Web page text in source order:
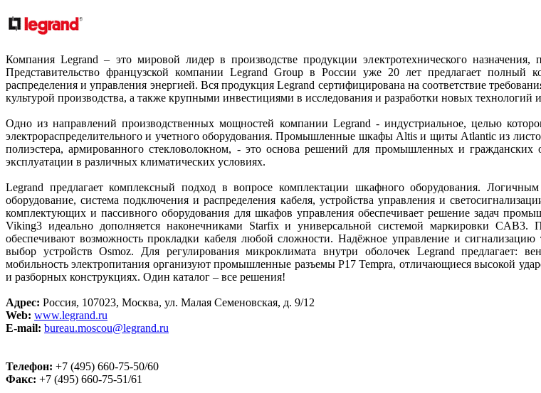
Компания Legrand – это мировой лидер в производстве продукции электротехнического
Представительство французской компании Legrand Group в России уже 20 лет предлагает полный
распределения и управления энергией. Вся продукция Legrand сертифицирована на соответствие
культурой производства, а также крупными инвестициями в исследования и разработки новых технологий
Одно из направлений производственных мощностей компании Legrand - индустриальное, целью
электрораспределительного и учетного оборудования. Промышленные шкафы Altis и щиты Atlantic из
полиэстера, армированного стекловолокном, - это основа решений для промышленных и
эксплуатации в различных климатических условиях.
Legrand предлагает комплексный подход в вопросе комплектации шкафного оборудования.
оборудование, система подключения и распределения кабеля, устройства управления и
комплектующих и пассивного оборудования для шкафов управления обеспечивает решение задач
Viking3 идеально дополняется наконечниками Starfix и универсальной системой маркировки
обеспечивают возможность прокладки кабеля любой сложности. Надёжное управление и
выбор устройств Osmoz. Для регулирования микроклимата внутри оболочек Legrand предлагает:
мобильность электропитания организуют промышленные разъемы P17 Tempra, отличающиеся высокой
и разборных конструкциях. Один каталог – все решения!
Адрес: Россия, 107023, Москва, ул. Малая Семеновская, д. 9/12
Web: www.legrand.ru
E-mail: bureau.moscou@legrand.ru
Телефон: +7 (495) 660-75-50/60
Факс: +7 (495) 660-75-51/61